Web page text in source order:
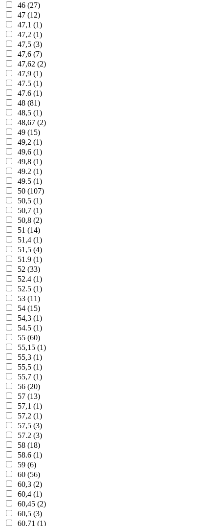
46 (27)
47 (12)
47,1 (1)
47,2 (1)
47,5 (3)
47,6 (7)
47,62 (2)
47,9 (1)
47.5 (1)
47.6 (1)
48 (81)
48,5 (1)
48,67 (2)
49 (15)
49,2 (1)
49,6 (1)
49,8 (1)
49.2 (1)
49.5 (1)
50 (107)
50,5 (1)
50,7 (1)
50,8 (2)
51 (14)
51,4 (1)
51,5 (4)
51.9 (1)
52 (33)
52.4 (1)
52.5 (1)
53 (11)
54 (15)
54,3 (1)
54.5 (1)
55 (60)
55,15 (1)
55,3 (1)
55,5 (1)
55,7 (1)
56 (20)
57 (13)
57,1 (1)
57,2 (1)
57,5 (3)
57.2 (3)
58 (18)
58.6 (1)
59 (6)
60 (56)
60,3 (2)
60,4 (1)
60,45 (2)
60,5 (3)
60,71 (1)